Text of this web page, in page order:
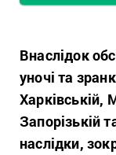
Внаслідок
уночі та
Харківській,
Запорізькій
наслідки,